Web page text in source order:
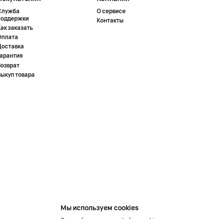
заказать
товара
О сервисе
Контакты
Мы используем cookies